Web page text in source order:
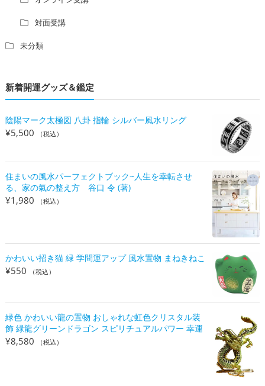
対面受講
未分類
新着開運グッズ＆鑑定
陰陽マーク太極図 八卦 指輪 シルバー風水リング
¥5,500 （税込）
住まいの風水パーフェクトブック~人生を幸転させ
る、家の氣の整え方 谷口 令 (著)
¥1,980 （税込）
かわいい招き猫 緑 学問運アップ 風水置物 まねきねこ
¥550 （税込）
緑色 かわいい龍の置物 おしゃれな虹色クリスタル装
飾 緑龍グリーンドラゴン スピリチュアルパワー 幸運
¥8,580 （税込）